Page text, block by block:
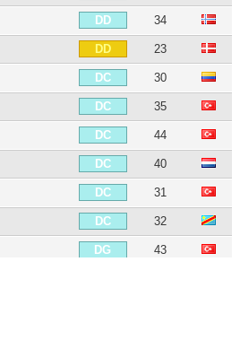
DD 34
DD 23
DC 30
DC 35
DC 44
DC 40
DC 31
DC 32
DG 43